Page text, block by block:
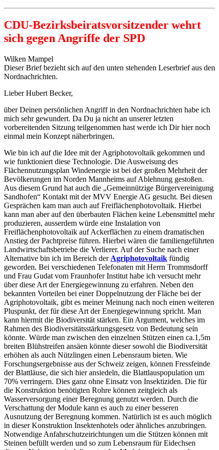
CDU-Bezirksbeiratsvorsitzender wehrt
sich gegen Angriffe der SPD
Wilken Mampel
Dieser Brief bezieht sich auf den unten stehenden Leserbrief aus den
Nordnachrichten.
Lieber Hubert Becker,
über Deinen persönlichen Angriff in den Nordnachrichten habe ich
mich sehr gewundert. Da Du ja nicht an unserer letzten
vorbereitenden Sitzung teilgenommen hast werde ich Dir hier noch
einmal mein Konzept näherbringen.
Wie bin ich auf die Idee mit der Agriphotovoltaik gekommen und
wie funktioniert diese Technologie. Die Ausweisung des
Flächennutzungsplan Windenergie ist bei der großen Mehrheit der
Bevölkerungen im Norden Mannheims auf Ablehnung gestoßen.
Aus diesem Grund hat auch die „Gemeinnützige Bürgervereinigung
Sandhofen“ Kontakt mit der MVV Energie AG gesucht. Bei diesen
Gesprächen kam man auch auf Freiflächenphotovoltaik. Hierbei
kann man aber auf den überbauten Flächen keine Lebensmittel mehr
produzieren, ausserdem würde eine Instalation von
Freiflächenphotovoltaik auf Ackerflächen zu einem dramatischen
Anstieg der Pachtpreise führen. Hierbei wären die familiengeführten
Landwirtschaftsbetriebe die Verlierer. Auf der Suche nach einer
Alternative bin ich im Bereich der Agriphotovoltaik fündig
geworden. Bei verschiedenen Telefonaten mit Herrn Trommsdorff
und Frau Gudat vom Fraunhofer Institut habe ich versucht mehr
über diese Art der Energiegewinnung zu erfahren. Neben den
bekannten Vorteilen bei einer Doppelnutzung der Fläche bei der
Agriphotovoltaik, gibt es meiner Meinung nach noch einen weiteren
Pluspunkt, der für diese Art der Energiegewinnung spricht. Man
kann hiermit die Biodiversität stärken. Ein Argument, welches im
Rahmen des Biodiversitätsstärkungsgesetz von Bedeutung sein
könnte. Würde man zwischen den einzelnen Stützen einen ca.1,5m
breiten Blühstreifen ansäen könnte dieser sowohl die Biodiversität
erhöhen als auch Nützlingen einen Lebensraum bieten. Wie
Forschungsergebnisse aus der Schweiz zeigen, können Fressfeinde
der Blattläuse, die sich hier ansiedeln, die Blattlauspopulation um
70% verringern. Dies ganz ohne Einsatz von Insektiziden. Die für
die Konstruktion benötigten Rohre können zeitgleich als
Wasserversorgung einer Beregnung genutzt werden. Durch die
Verschattung der Module kann es auch zu einer besseren
Ausnutzung der Beregnung kommen. Natürlich ist es auch möglich
in dieser Konstruktion Insektenhotels oder ähnliches anzubringen.
Notwendige Anfahrschutzeirichtungen um die Stützen können mit
Steinen befüllt werden und so zum Lebensraum für Eidechsen